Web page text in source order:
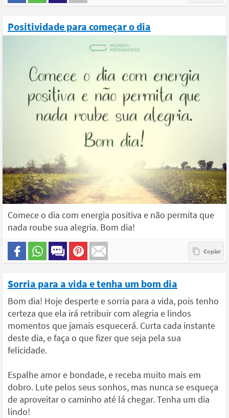
Positividade para começar o dia
Comece o dia com energia positiva e não permita que
nada roube sua alegria. Bom dia!
Sorria para a vida e tenha um bom dia
Bom dia! Hoje desperte e sorria para a vida, pois tenho
certeza que ela irá retribuir com alegria e lindos
momentos que jamais esquecerá. Curta cada instante
deste dia, e faça o que fizer que seja pela sua
felicidade.
Espalhe amor e bondade, e receba muito mais em
dobro. Lute pelos seus sonhos, mas nunca se esqueça
de aproveitar o caminho até lá chegar. Tenha um dia
lindo!